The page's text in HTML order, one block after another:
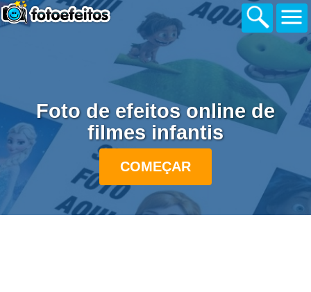
Foto de efeitos online de
filmes infantis
COMEÇAR